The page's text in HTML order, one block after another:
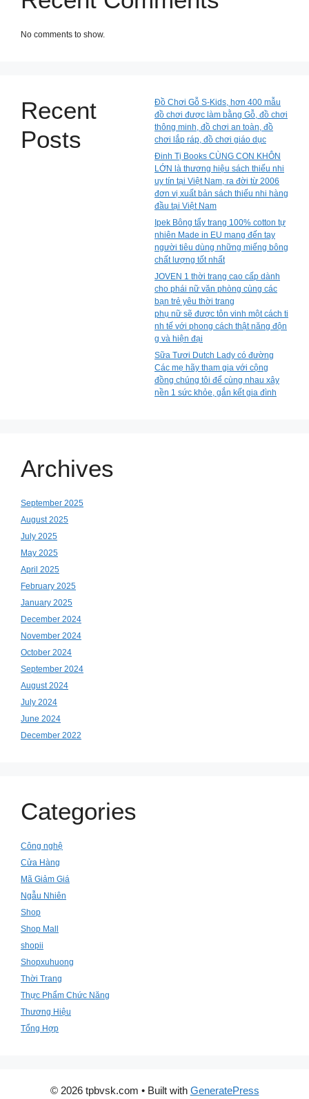
No comments to show.
Recent
Posts
Đồ Chơi Gỗ S-Kids, hơn 400 mẫu
đồ chơi được làm bằng Gỗ, đồ chơi
thông minh, đồ chơi an toàn, đồ
chơi lắp ráp, đồ chơi giáo dục
Đinh Tị Books CÙNG CON KHÔN
LỚN là thương hiệu sách thiếu nhi
uy tín tại Việt Nam, ra đời từ 2006
đơn vị xuất bản sách thiếu nhi hàng
đầu tại Việt Nam
Ipek Bông tẩy trang 100% cotton tự
nhiên Made in EU mang đến tay
người tiêu dùng những miếng bông
chất lượng tốt nhất
JOVEN 1 thời trang cao cấp dành
cho phái nữ văn phòng cùng các
bạn trẻ yêu thời trang
phụ nữ sẽ được tôn vinh một cách ti
nh tế với phong cách thật năng độn
g và hiện đại
Sữa Tươi Dutch Lady có đường
Các mẹ hãy tham gia với cộng
đồng chúng tôi để cùng nhau xây
nền 1 sức khỏe, gắn kết gia đình
Archives
September 2025
August 2025
July 2025
May 2025
April 2025
February 2025
January 2025
December 2024
November 2024
October 2024
September 2024
August 2024
July 2024
June 2024
December 2022
Categories
Công nghệ
Cửa Hàng
Mã Giảm Giá
Ngẫu Nhiên
Shop
Shop Mall
shopii
Shopxuhuong
Thời Trang
Thực Phẩm Chức Năng
Thương Hiệu
Tổng Hợp
© 2026 tpbvsk.com • Built with GeneratePress